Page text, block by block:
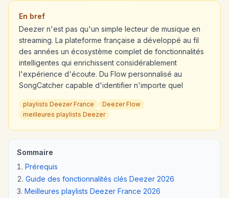
En bref
Deezer n'est pas qu'un simple lecteur de musique en
streaming. La plateforme française a développé au fil
des années un écosystème complet de fonctionnalités
intelligentes qui enrichissent considérablement
l'expérience d'écoute. Du Flow personnalisé au
SongCatcher capable d'identifier n'importe quel
playlists Deezer France
Deezer Flow
meilleures playlists Deezer
Sommaire
Prérequis
Guide des fonctionnalités clés Deezer 2026
Meilleures playlists Deezer France 2026